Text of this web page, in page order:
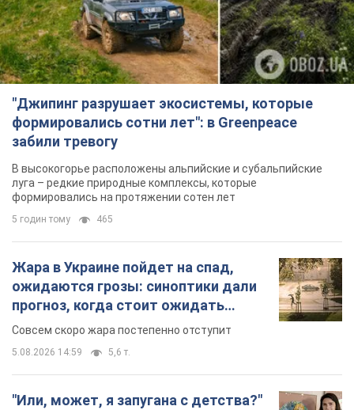
"Джипинг разрушает экосистемы, которые
формировались сотни лет": в Greenpeace
забили тревогу
В высокогорье расположены альпийские и субальпийские
луга – редкие природные комплексы, которые
формировались на протяжении сотен лет
5 годин тому 465
Жара в Украине пойдет на спад,
ожидаются грозы: синоптики дали
прогноз, когда стоит ожидать
изменения погоды
Совсем скоро жара постепенно отступит
5.08.2026 14:59 5,6 т.
"Или, может, я запугана с детства?"